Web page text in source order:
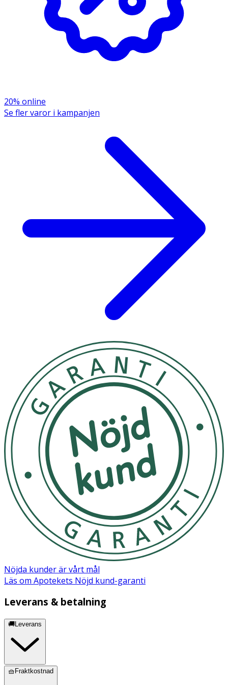
Kj/114Kcal
1 g 0,3 g
0,46 g
Varav sockerarter 0,07 g
1,25 g
25 g
0,6 g
*DRI%
*DRI (Dagligt referensintag)
SOJAPROTEINISOLAT, ärtproteinisolat, smakförstärkare
(glycin), aromer, förtjockningsmedel (E 466),
sötningsmedel (sukralos, acesulfam k), vitamin B12
(metylkobalamin).
Kan innehålla spår av
ÄGG, HAVREoch MJÖLK
20% online
Se fler varor i kampanjen
Nöjda kunder är vårt mål
Läs om Apotekets Nöjd kund-garanti
Leverans & betalning
🚚Leverans
🧺Fraktkostnad